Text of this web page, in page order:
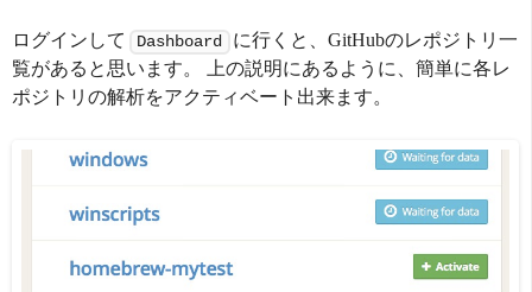
ログインして Dashboard
に行くと、GitHubのレポジトリ一
覧があると思います。 上の説明にあるように、簡単に各レ
ポジトリの解析をアクティベート出来ます。